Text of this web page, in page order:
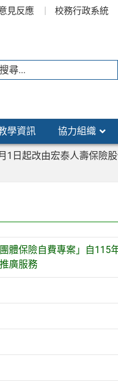
見反應 校務行政系統
學資訊 協力組織
日起改由宏泰人壽保險
體保險自費專案」自115
廣服務